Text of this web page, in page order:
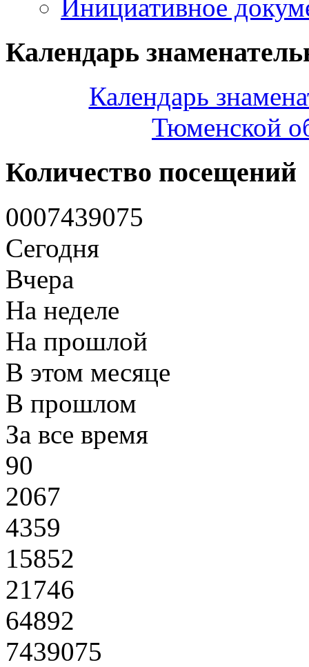
Инициативное
Календарь
Календарь
Тюменской
Количество посещений
0007439075
Сегодня
Вчера
На неделе
На прошлой
В этом месяце
В прошлом
За все время
90
2067
4359
15852
21746
64892
7439075